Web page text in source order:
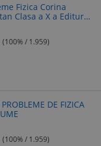
Fizica Corina
Clasa a X a Editura
(100% / 1.959)
DE FIZICA
(100% / 1.959)